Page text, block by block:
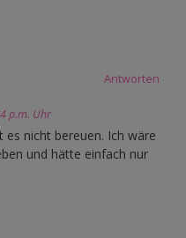
Antworten
p.m. Uhr
es nicht bereuen. Ich wäre
und hätte einfach nur